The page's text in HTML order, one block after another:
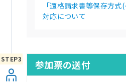
「適格請求書等保存方
対応について
参加票の送付